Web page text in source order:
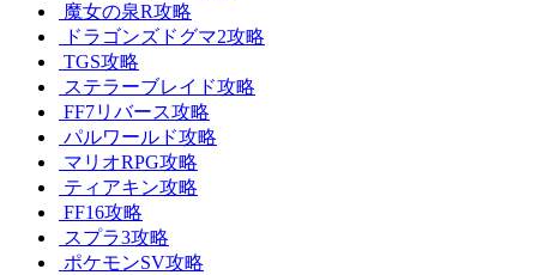
魔女の泉R攻略
ドラゴンズドグマ2攻略
TGS攻略
ステラーブレイド攻略
FF7リバース攻略
パルワールド攻略
マリオRPG攻略
ティアキン攻略
FF16攻略
スプラ3攻略
ポケモンSV攻略